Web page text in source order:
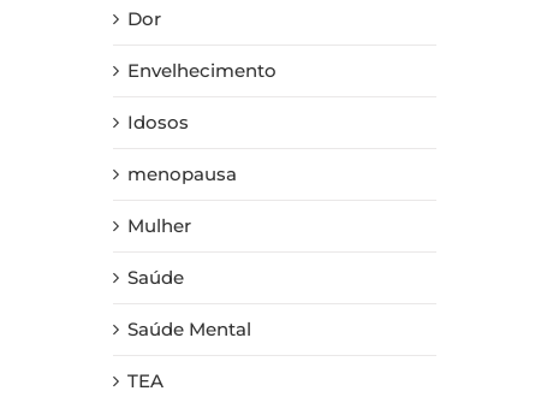
Dor
Envelhecimento
Idosos
menopausa
Mulher
Saúde
Saúde Mental
TEA